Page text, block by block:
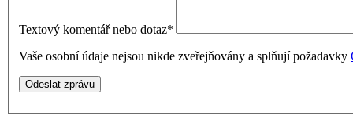
Textový komentář nebo dotaz*
Vaše osobní údaje nejsou nikde zveřejňovány a splňují požadavky